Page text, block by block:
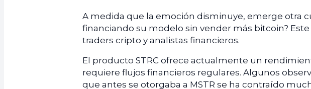
A medida que la emoción disminuye, emerge otra
financiando su modelo sin vender más bitcoin?
traders cripto y analistas financieros.
El producto STRC ofrece actualmente un
requiere flujos financieros regulares. Algunos
que antes se otorgaba a MSTR se ha contraído